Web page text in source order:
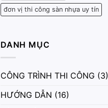
đơn vị thi công sàn nhựa uy tín
DANH MỤC
CÔNG TRÌNH THI CÔNG (3)
HƯỚNG DẪN (16)